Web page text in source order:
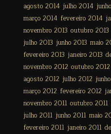
agosto 2014 julho 2014
março 2014 fevereiro 2014
novembro 2013 outubro 2013
julho 2013 junho 2013 maio
fevereiro 2013 janeiro 2013
novembro 2012 outubro 2012
agosto 2012 julho 2012
março 2012 fevereiro 2012
novembro 2011 outubro 2011
julho 2011 junho 2011 maio
fevereiro 2011 janeiro 2011